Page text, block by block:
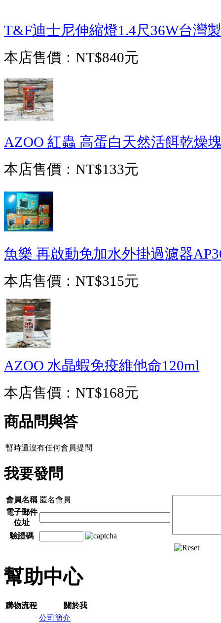
T&F迪士尼伸縮燈1.4尺36W台灣
本店售價： NT$840元
AZOO 紅蟲 高蛋白天然活餌乾燥
本店售價： NT$133元
魚樂 再啟動免加水外掛過濾器
本店售價： NT$315元
AZOO 水晶蝦免疫維他命120ml
本店售價： NT$168元
商品問與答
暫時還沒有任何會員提問
我要發問
會員名稱 匿名會員
電子郵件
位址
驗證碼
幫助中心
購物流程 關於我
公司簡介